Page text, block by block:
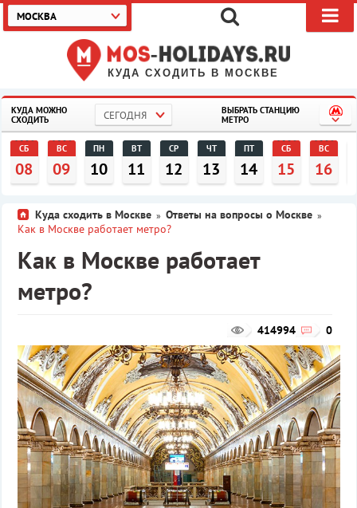
КУДА СХОДИТЬ В МОСКВЕ
МОСКВА
КУДА МОЖНО
СХОДИТЬ
СЕГОДНЯ
ВЫБРАТЬ СТАНЦИЮ
МЕТРО
СБ
08
ВС
09
ПН
10
ВТ
11
СР
12
ЧТ
13
ПТ
14
СБ
15
ВС
16
Куда сходить в Москве » Ответы на вопросы о Москве »
Как в Москве работает метро?
Как в Москве работает
метро?
0
414994